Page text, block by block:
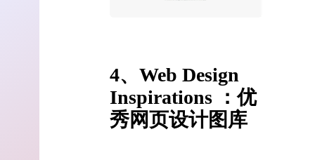
4、Web Design
Inspirations ：优
秀网页设计图库